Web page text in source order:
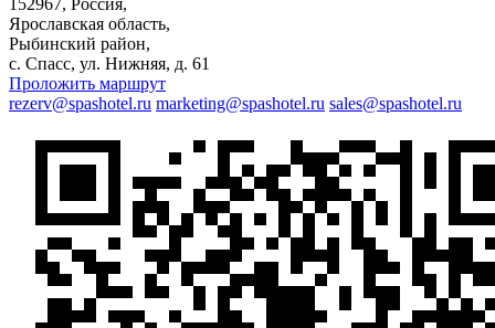
Ярославская область,
Рыбинский район,
с. Спаcс, ул. Нижняя, д. 61
Проложить маршрут
rezerv@spashotel.ru marketing@spashotel.ru sales@spashotel.ru